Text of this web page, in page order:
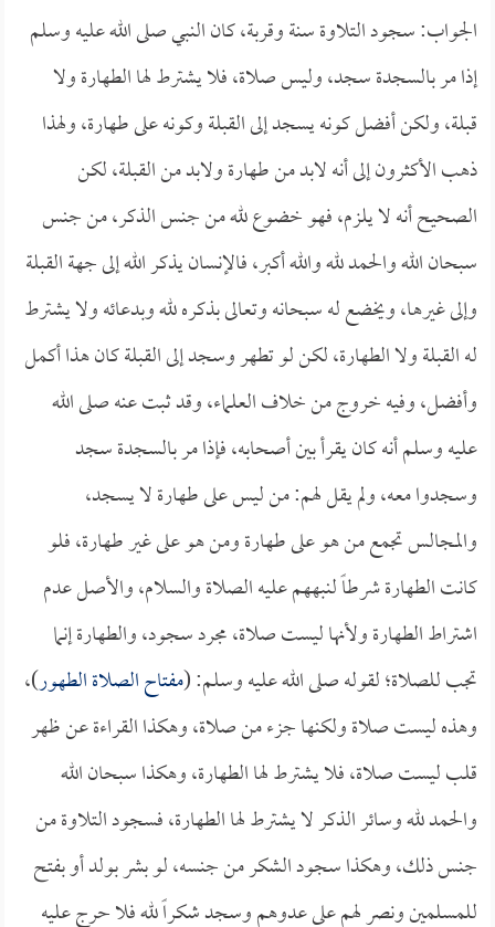
الجواب: سجود التلاوة سنة وقربة، كان النبي صلى الله عليه وسلم
إذا مر بالسجدة سجد، وليس صلاة، فلا يشترط لها الطهارة ولا
قبلة، ولكن أفضل كونه يسجد إلى القبلة وكونه على طهارة، ولهذا
ذهب الأكثرون إلى أنه لابد من طهارة ولابد من القبلة، لكن
الصحيح أنه لا يلزم، فهو خضوع لله من جنس الذكر، من جنس
سبحان الله والحمد لله والله أكبر، فالإنسان يذكر الله إلى جهة القبلة
وإلى غيرها، ويخضع له سبحانه وتعالى بذكره لله وبدعائه ولا يشترط
له القبلة ولا الطهارة، لكن لو تطهر وسجد إلى القبلة كان هذا أكمل
وأفضل، وفيه خروج من خلاف العلماء، وقد ثبت عنه صلى الله
عليه وسلم أنه كان يقرأ بين أصحابه، فإذا مر بالسجدة سجد
وسجدوا معه، ولم يقل لهم: من ليس على طهارة لا يسجد،
والمجالس تجمع من هو على طهارة ومن هو على غير طهارة، فلو
كانت الطهارة شرطاً لنبههم عليه الصلاة والسلام، والأصل عدم
اشتراط الطهارة ولأنها ليست صلاة، مجرد سجود، والطهارة إنما
تجب للصلاة؛ لقوله صلى الله عليه وسلم: (مفتاح الصلاة الطهور)،
وهذه ليست صلاة ولكنها جزء من صلاة، وهكذا القراءة عن ظهر
قلب ليست صلاة، فلا يشترط لها الطهارة، وهكذا سبحان الله
والحمد لله وسائر الذكر لا يشترط لها الطهارة، فسجود التلاوة من
جنس ذلك، وهكذا سجود الشكر من جنسه، لو بشر بولد أو بفتح
للمسلمين ونصر لهم على عدوهم وسجد شكراً لله فلا حرج عليه